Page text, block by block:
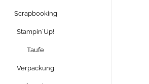
Scrapbooking
Stampin´Up!
Taufe
Verpackung